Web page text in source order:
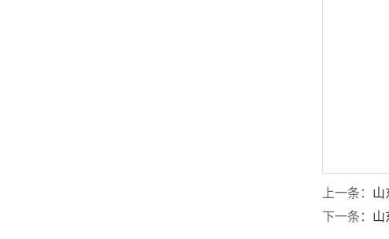
上一条： 山
下一条： 山